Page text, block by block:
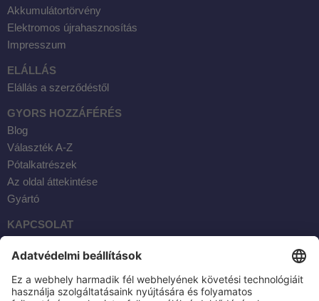
Akkumulátortörvény
Elektromos újrahasznosítás
Impresszum
ELÁLLÁS
Elállás a szerződéstől
GYORS HOZZÁFÉRÉS
Blog
Választék A-Z
Pótalkatrészek
Az oldal áttekintése
Gyártó
KAPCSOLAT
Instagram
YouTube
E-mail